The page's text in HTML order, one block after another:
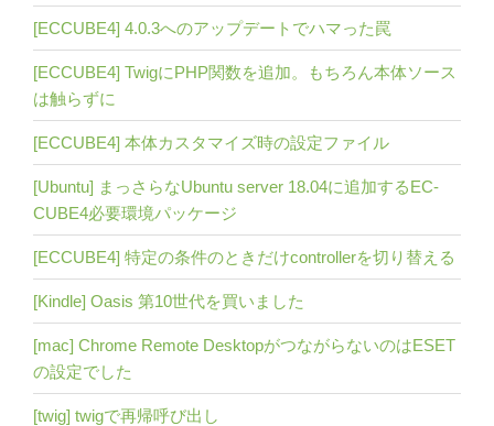
[ECCUBE4] 4.0.3へのアップデートでハマった罠
[ECCUBE4] TwigにPHP関数を追加。もちろん本体ソース
は触らずに
[ECCUBE4] 本体カスタマイズ時の設定ファイル
[Ubuntu] まっさらなUbuntu server 18.04に追加するEC-
CUBE4必要環境パッケージ
[ECCUBE4] 特定の条件のときだけcontrollerを切り替える
[Kindle] Oasis 第10世代を買いました
[mac] Chrome Remote DesktopがつながらないのはESET
の設定でした
[twig] twigで再帰呼び出し